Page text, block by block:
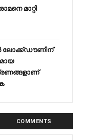
മാറ്റി
ലോക്ക്ഡൗണിന്
COMMENTS